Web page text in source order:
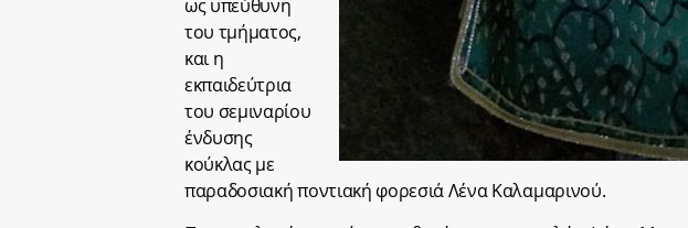
ως υπεύθυνη
του τμήματος,
και η
εκπαιδεύτρια
του σεμιναρίου
ένδυσης
κούκλας με
παραδοσιακή ποντιακή φορεσιά Λένα Καλαμαρινού.